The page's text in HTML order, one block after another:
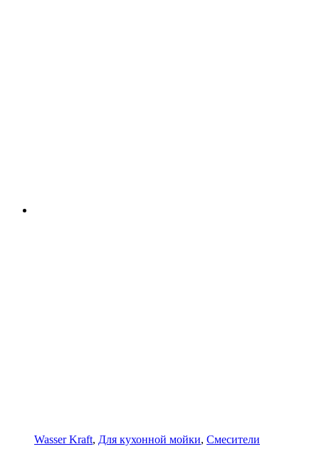
Wasser Kraft, Для кухонной мойки, Смесители